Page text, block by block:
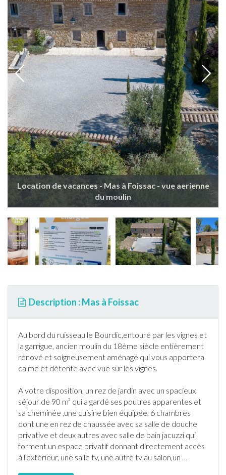
Location de vacances - Mas à Foissac - vue aerienne
du moulin
Description : Mas à Foissac
Au bord du ruisseau le Bourdic,entouré par les vignes et
la garrigue, ancien moulin du 18ème siècle entièrement
rénové et soigneusement aménagé qui vous apportera
calme et détente avec vue sur les vignes.
A votre disposition, un rez de jardin avec un spacieux
séjour de 90 m² qui a gardé ses poutres apparentes et
sa cheminée ,une cuisine bien équipée, 6 chambres
dont une en rez de chaussée avec sa salle de douche
privative et deux autres avec salle de bain jacuzzi qui
forment un espace privatif donnant directement accès
à l'extérieur, une salle tv, une autre tv au salon,un …